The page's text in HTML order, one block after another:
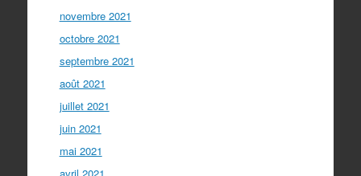
novembre 2021
octobre 2021
septembre 2021
août 2021
juillet 2021
juin 2021
mai 2021